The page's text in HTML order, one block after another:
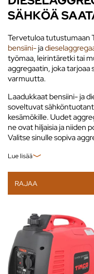
SÄHKÖÄ
Tervetuloa tutustumaan
bensiini-ja
työmaa, leirintäretki tai
aggregaatin, joka tarjoaa
varmuutta.
Laadukkaat bensiini- ja
soveltuvat
kesämökille. Uudet
ne ovat hiljaisia ja niiden
Valitse sinulle sopiva
Lue lisää
RAJAA